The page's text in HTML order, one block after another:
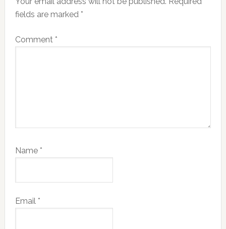
fields are marked *
Comment *
Name *
Email *